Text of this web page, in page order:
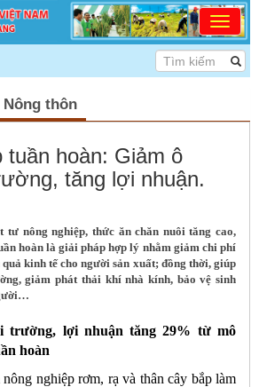
Nông thôn
tuần hoàn: Giảm ô
tăng lợi nhuận.
tư nông nghiệp, thức ăn chăn nuôi tăng cao,
hoàn là giải pháp hợp lý nhằm giảm chi phí
kinh tế cho người sản xuất; đồng thời, giúp
giảm phát thải khí nhà kính, bảo vệ sinh
trường, lợi nhuận tăng 29% từ mô
hoàn
nghiệp rơm, rạ và thân cây bắp làm